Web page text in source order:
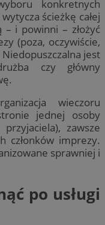
konkretnych
ścieżkę całej
i powinni – złożyć
(poza, oczywiście,
jest
czy główny
wieczoru
jednej osoby
zawsze
członków imprezy.
sprawniej i
po usługi